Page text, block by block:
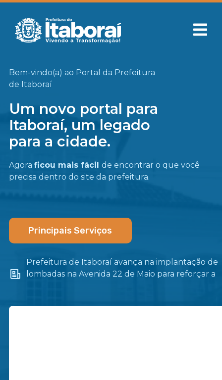
Bem-vindo(a) ao Portal da Prefeitura
de Itaboraí
Um novo portal para
Itaboraí, um legado
para a cidade.
Agora ficou mais fácil de encontrar o que você
precisa dentro do site da prefeitura.
Principais Serviços
Prefeitura de Itaboraí avança na implantação de
lombadas na Avenida 22 de Maio para reforçar a